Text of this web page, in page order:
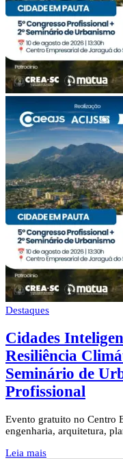
Destaques
Cidades
Resiliência
Seminário de
Profissional
Evento gratuito no Centro
engenharia, arquitetura,
Leia mais